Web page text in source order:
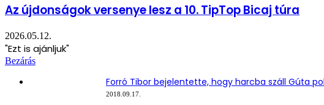
Az újdonságok versenye lesz a 10. TipTop Bicaj túra
2026.05.12.
"Ezt is ajánljuk"
Bezárás
Forró Tibor bejelentette, hogy harcba száll Gúta
2018.09.17.